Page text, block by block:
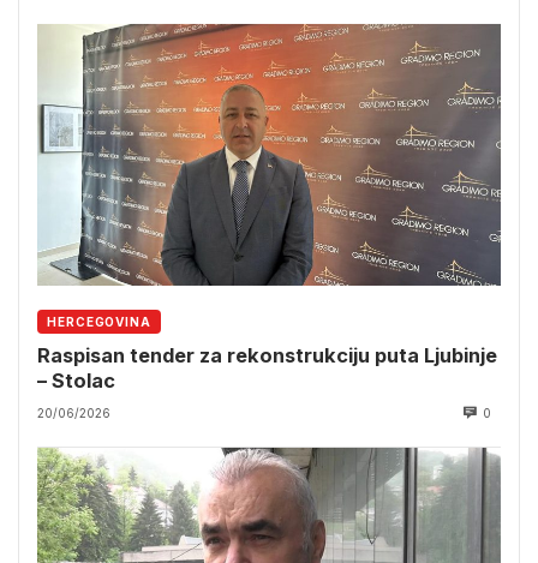
HERCEGOVINA
Raspisan tender za rekonstrukciju puta Ljubinje
– Stolac
20/06/2026 0